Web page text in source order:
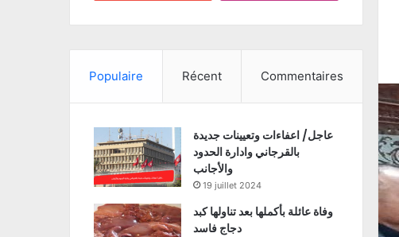
Populaire Récent Commentaires
عاجل/ اعفاءات وتعيينات جديدة
بالقرجاني وادارة الحدود
والأجانب
19 juillet 2024
وفاة عائلة بأكملها بعد تناولها كبد
دجاج فاسد